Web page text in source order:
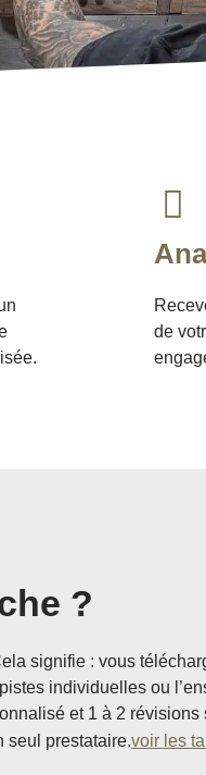
de
?
signifie : vous
individuelles ou
et 1 à 2
seul prestataire.voir les